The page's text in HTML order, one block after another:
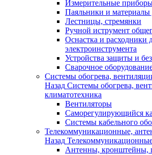
Измерительные
Паяльники и материалы
Лестницы, стремянки
Ручной иструмент
Оснастка и расходники
электроинструмента
Устройства защиты и
Сварочное
Системы обогрева,
Назад Системы обогрева,
климатотехника
Вентиляторы
Саморегулирующийся
Системы кабельного
Телекоммуникационные,
Назад
Антенны, кронштейны,